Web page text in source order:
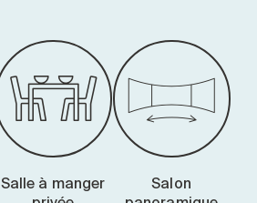
Salle à manger
Salon